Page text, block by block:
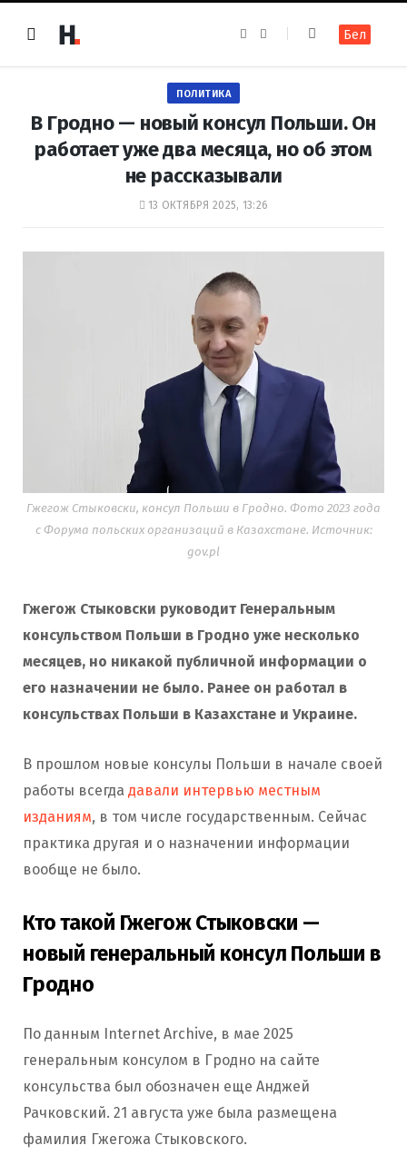
e
k
t
m
Бел
ПОЛИТИКА
В Гродно — новый консул Польши. Он
работает уже два месяца, но об этом
не рассказывали
13 ОКТЯБРЯ 2025, 13:26
Гжегож Стыковски, консул Польши в Гродно. Фото 2023 года
с Форума польских организаций в Казахстане. Источник:
gov.pl
Гжегож Стыковски руководит Генеральным
консульством Польши в Гродно уже несколько
месяцев, но никакой публичной информации о
его назначении не было. Ранее он работал в
консульствах Польши в Казахстане и Украине.
В прошлом новые консулы Польши в начале своей
работы всегда давали интервью местным
изданиям, в том числе государственным. Сейчас
практика другая и о назначении информации
вообще не было.
Кто такой Гжегож Стыковски —
новый генеральный консул Польши в
Гродно
По данным Internet Archive, в мае 2025
генеральным консулом в Гродно на сайте
консульства был обозначен еще Анджей
Рачковский. 21 августа уже была размещена
фамилия Гжегожа Стыковского.